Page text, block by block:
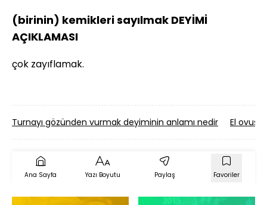
(birinin) kemikleri sayılmak DEYİMİ
AÇIKLAMASI
çok zayıflamak.
Turnayı gözünden vurmak deyiminin anlamı nedir El
Ana Sayfa Yazı Boyutu Paylaş Favoriler